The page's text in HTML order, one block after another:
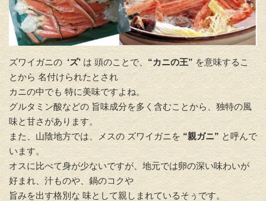
ズワイガニの ‘ズ’ は 頭のことで、 “カニの王” を意味するこ
とから 名付けられたとされ
カニの中でも 特に美味ですよね。
グルタミン酸などの 旨味成分を多く含むことから、独特の風
味と甘さがあります。
また、山陰地方では、メスの ズワイガニを“親ガニ”と呼んで
います。
オスに比べて身が少ないですが、地元では卵の深い味わいが
好まれ、汁ものや、鍋のコクや
旨みを出す格別な 味として親しまれているそぅです。